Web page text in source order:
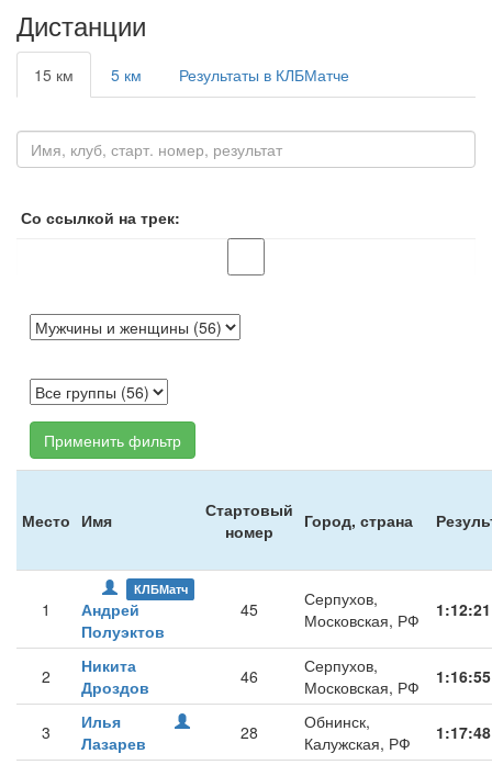
Дистанции
15 км 5 км Результаты в КЛБМатче
Со ссылкой на трек:
Применить фильтр
Место Имя
Стартовый
номер
Город, страна
1
КЛБМатч
Андрей
Полуэктов
45
Серпухов,
Московская, РФ
1:12:21
2
Никита
Дроздов
46
Серпухов,
Московская, РФ
1:16:55
3
Илья
Лазарев
28
Обнинск,
Калужская, РФ
1:17:48